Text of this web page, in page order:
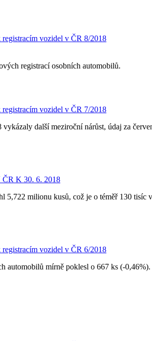
vozidel v ČR 8/2018
registrací osobních automobilů.
vozidel v ČR 7/2018
další meziroční nárůst, údaj za
K 30. 6. 2018
5,722 milionu kusů, což je o téměř 130
vozidel v ČR 6/2018
automobilů mírně poklesl o 667 ks (-